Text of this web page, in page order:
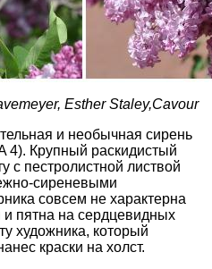
Esther Staley,Cavour
и необычная сирень
4). Крупный раскидистый
с пестролистной листвой
сиреневыми
совсем не характерна
пятна на сердцевидных
художника, который
краски на холст.